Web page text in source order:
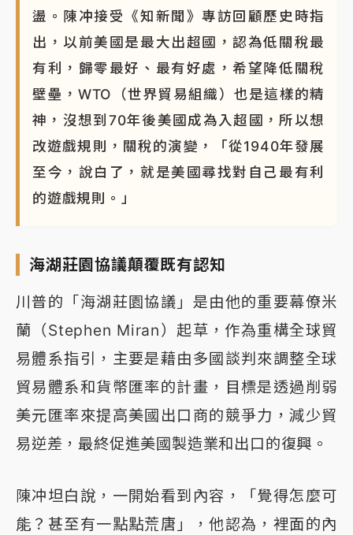
盪。陳冲接受《知新聞》專訪回顧歷史時指
出，以前美國是最大出超國，認為低關稅最
有利，歸零最好、最有好處，希望降低關稅
壁壘，WTO（世界貿易組織）也是這樣的精
神，沒想到70年後美國成為入超國，所以想
改遊戲規則，關稅的演變，「從1940年發展
至今，說白了，就是美國尋找對自己最有利
的遊戲規則。」
海湖莊園協議顛覆既有認知
川普的「海湖莊園協議」是由他的重要幕僚米
蘭（Stephen Miran）起草，作為重構全球貿
易體系指引，主要是藉由多國談判來調整全球
貿易體系和貨幣匯率的計畫，目標是透過削弱
美元匯率來提高美國出口商的競爭力，減少貿
易逆差，最終促進美國製造業和出口的復興。
陳冲坦白說，一開始看到內容，「覺得怎麼可
能？甚至有一點點荒唐」，他認為，裡面的內